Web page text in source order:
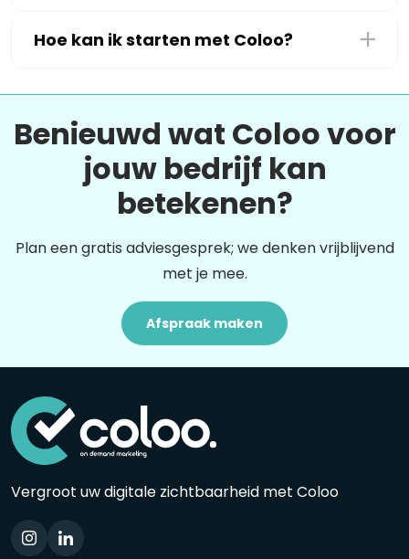
Hoe kan ik starten met Coloo?
Benieuwd wat Coloo voor
jouw bedrijf kan
betekenen?
Plan een gratis adviesgesprek; we denken vrijblijvend
met je mee.
Afspraak maken
Vergroot uw digitale zichtbaarheid met Coloo